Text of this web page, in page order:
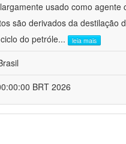
usado como agente
são derivados da destilação
do petróle... leia mais
BRT 2026